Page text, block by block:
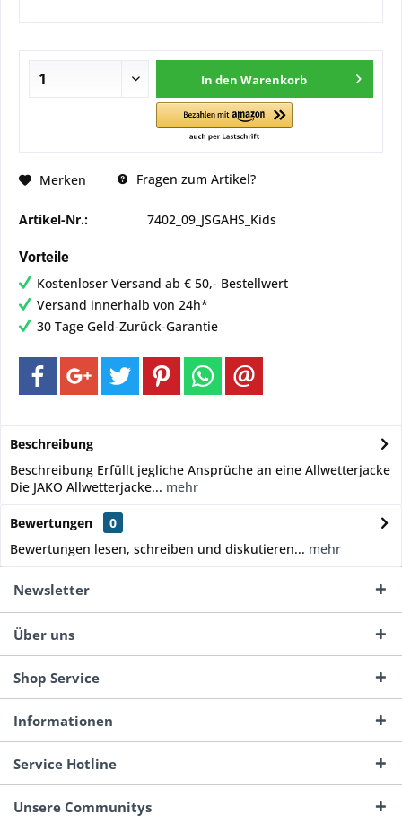
In den Warenkorb
Merken Fragen zum Artikel?
Artikel-Nr.: 7402_09_JSGAHS_Kids
Vorteile
Kostenloser Versand ab € 50,- Bestellwert
Versand innerhalb von 24h*
30 Tage Geld-Zurück-Garantie
Beschreibung
Beschreibung Erfüllt jegliche Ansprüche an eine Allwetterjacke
Die JAKO Allwetterjacke... mehr
Bewertungen
0
Bewertungen lesen, schreiben und diskutieren... mehr
Newsletter
Über uns
Shop Service
Informationen
Service Hotline
Unsere Communitys